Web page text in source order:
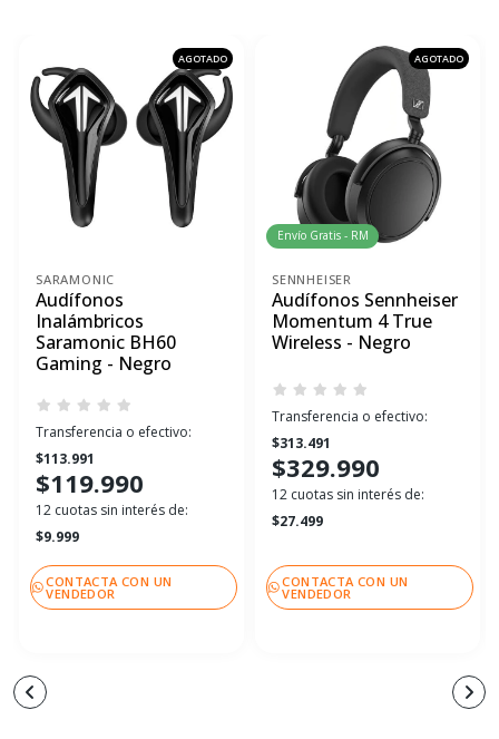
AGOTADO
SARAMONIC
Audífonos
Inalámbricos
Saramonic BH60
Gaming - Negro
Transferencia o efectivo:
$113.991
$119.990
12 cuotas sin interés de:
$9.999
CONTACTA CON UN
VENDEDOR
AGOTADO
Envío Gratis - RM
SENNHEISER
Audífonos Sennheiser
Momentum 4 True
Wireless - Negro
Transferencia o efectivo:
$313.491
$329.990
12 cuotas sin interés de:
$27.499
CONTACTA CON UN
VENDEDOR